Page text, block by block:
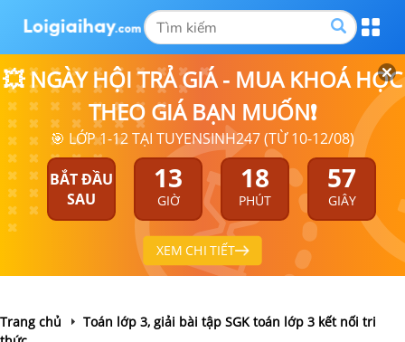
💥 NGÀY HỘI TRẢ GIÁ - MUA KHOÁ HỌC
THEO GIÁ BẠN MUỐN❗
🎯 LỚP 1-12 TẠI TUYENSINH247 (TỪ 10-12/08)
BẮT ĐẦU
SAU
13
GIỜ
18
PHÚT
57
GIÂY
XEM CHI TIẾT
Trang chủ
Toán lớp 3, giải bài tập SGK toán lớp 3 kết nối tri